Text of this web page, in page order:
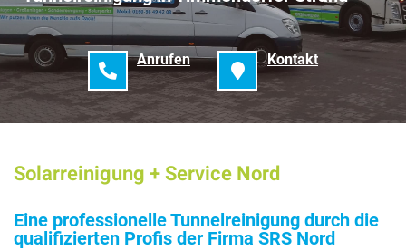
Anrufen Kontakt
Solarreinigung + Service Nord
Eine professionelle Tunnelreinigung durch die
qualifizierten Profis der Firma SRS Nord